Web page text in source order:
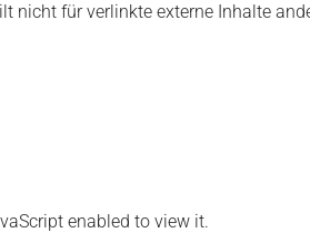
nicht für verlinkte externe Inhalte
enabled to view it.